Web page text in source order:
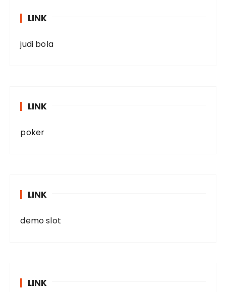
LINK
judi bola
LINK
poker
LINK
demo slot
LINK